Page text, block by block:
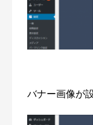
バナー画像が